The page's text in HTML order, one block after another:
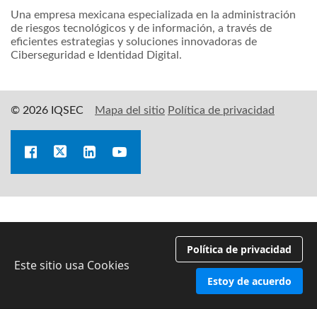
Una empresa mexicana especializada en la administración
de riesgos tecnológicos y de información, a través de
eficientes estrategias y soluciones innovadoras de
Ciberseguridad e Identidad Digital.
© 2026 IQSEC Mapa del sitio Política de privacidad
Este sitio usa Cookies
Política de privacidad
Estoy de acuerdo